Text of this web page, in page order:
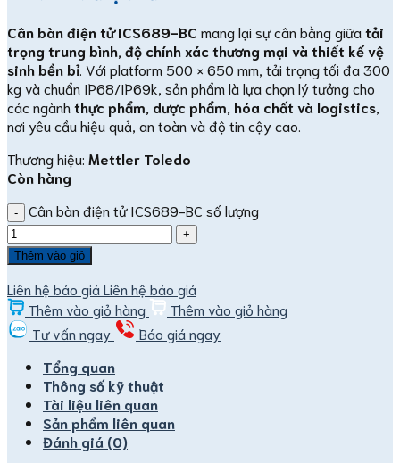
Cân bàn điện tử ICS689-BC mang lại sự cân bằng giữa tải
trọng trung bình, độ chính xác thương mại và thiết kế vệ
sinh bền bỉ. Với platform 500 × 650 mm, tải trọng tối đa 300
kg và chuẩn IP68/IP69k, sản phẩm là lựa chọn lý tưởng cho
các ngành thực phẩm, dược phẩm, hóa chất và logistics
nơi yêu cầu hiệu quả, an toàn và độ tin cậy cao.
Thương hiệu: Mettler Toledo
Còn hàng
Cân bàn điện tử ICS689-BC số lượng
Thêm vào giỏ
Liên hệ báo giá Liên hệ báo giá
Thêm vào giỏ hàng
Thêm vào giỏ hàng
Tư vấn ngay
Báo giá ngay
Tổng quan
Thông số kỹ thuật
Tài liệu liên quan
Sản phẩm liên quan
Đánh giá (0)